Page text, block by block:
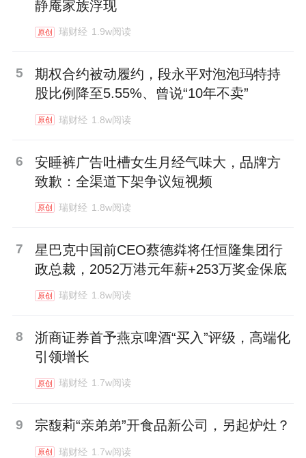
静庵家族浮现
原创 瑞财经 1.9w阅读
5
期权合约被动履约，段永平对泡泡玛特持
股比例降至5.55%、曾说“10年不卖”
原创 瑞财经 1.8w阅读
6
安睡裤广告吐槽女生月经气味大，品牌方
致歉：全渠道下架争议短视频
原创 瑞财经 1.8w阅读
7
星巴克中国前CEO蔡德粦将任恒隆集团行
政总裁，2052万港元年薪+253万奖金保底
原创 瑞财经 1.8w阅读
8
浙商证券首予燕京啤酒“买入”评级，高端化
引领增长
原创 瑞财经 1.7w阅读
9 宗馥莉“亲弟弟”开食品新公司，另起炉灶？
原创 瑞财经 1.7w阅读